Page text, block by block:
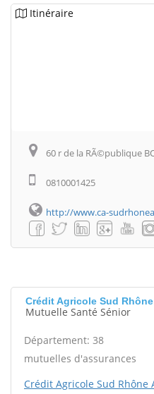
Itinéraire
60 r de la RÃ©publique
0810001425
http://www.ca-
Crédit Agricole Sud
Mutuelle Santé Sénior
Département: 38
mutuelles d'assurances
Crédit Agricole Sud Rhône